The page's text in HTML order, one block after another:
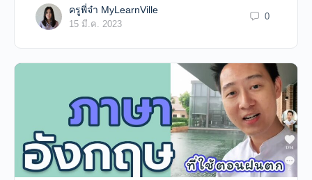
ครูพี่จ๋า MyLearnVille
15 มี.ค. 2023
0